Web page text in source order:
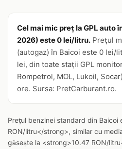
Cel mai mic preț la GPL auto
2026) este 0 lei/litru. Prețul
(autogaz) în Baicoi este 0 lei/
lei, din toate stații GPL
Rompetrol, MOL, Lukoil,
ore. Sursa: PretCarburant.ro.
Prețul benzinei standard din
RON/litru</strong>, similar cu
găsește la <strong>10.47 RON/